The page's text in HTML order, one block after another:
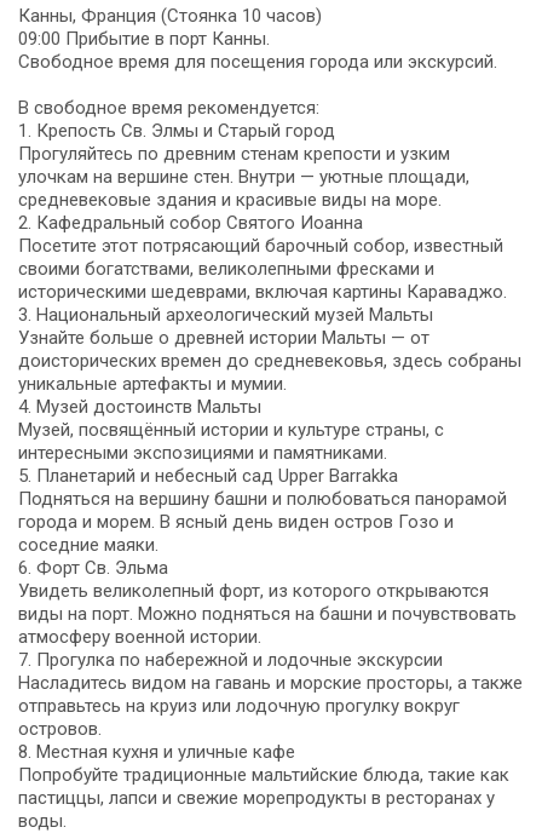
Канны, Франция (Стоянка 10 часов)
09:00 Прибытие в порт Канны.
Свободное время для посещения города или экскурсий.
В свободное время рекомендуется:
1. Крепость Св. Элмы и Старый город
Прогуляйтесь по древним стенам крепости и узким
улочкам на вершине стен. Внутри — уютные площади,
средневековые здания и красивые виды на море.
2. Кафедральный собор Святого Иоанна
Посетите этот потрясающий барочный собор, известный
своими богатствами, великолепными фресками и
историческими шедеврами, включая картины Караваджо.
3. Национальный археологический музей Мальты
Узнайте больше о древней истории Мальты — от
доисторических времен до средневековья, здесь собраны
уникальные артефакты и мумии.
4. Музей достоинств Мальты
Музей, посвящённый истории и культуре страны, с
интересными экспозициями и памятниками.
5. Планетарий и небесный сад Upper Barrakka
Подняться на вершину башни и полюбоваться панорамой
города и морем. В ясный день виден остров Гозо и
соседние маяки.
6. Форт Св. Эльма
Увидеть великолепный форт, из которого открываются
виды на порт. Можно подняться на башни и почувствовать
атмосферу военной истории.
7. Прогулка по набережной и лодочные экскурсии
Насладитесь видом на гавань и морские просторы, а также
отправьтесь на круиз или лодочную прогулку вокруг
островов.
8. Местная кухня и уличные кафе
Попробуйте традиционные мальтийские блюда, такие как
пастиццы, лапси и свежие морепродукты в ресторанах у
воды.